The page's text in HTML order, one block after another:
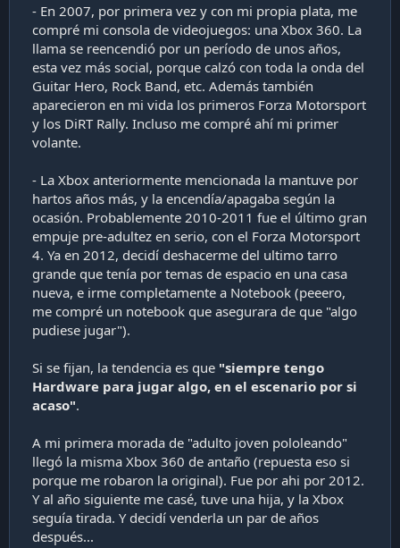
- En 2007, por primera vez y con mi propia plata, me
compré mi consola de videojuegos: una Xbox 360. La
llama se reencendió por un período de unos años,
esta vez más social, porque calzó con toda la onda del
Guitar Hero, Rock Band, etc. Además también
aparecieron en mi vida los primeros Forza Motorsport
y los DiRT Rally. Incluso me compré ahí mi primer
volante.
- La Xbox anteriormente mencionada la mantuve por
hartos años más, y la encendía/apagaba según la
ocasión. Probablemente 2010-2011 fue el último gran
empuje pre-adultez en serio, con el Forza Motorsport
4. Ya en 2012, decidí deshacerme del ultimo tarro
grande que tenía por temas de espacio en una casa
nueva, e irme completamente a Notebook (peeero,
me compré un notebook que asegurara de que "algo
pudiese jugar").
Si se fijan, la tendencia es que "siempre tengo
Hardware para jugar algo, en el escenario por si
acaso".
A mi primera morada de "adulto joven pololeando"
llegó la misma Xbox 360 de antaño (repuesta eso si
porque me robaron la original). Fue por ahi por 2012.
Y al año siguiente me casé, tuve una hija, y la Xbox
seguía tirada. Y decidí venderla un par de años
después...